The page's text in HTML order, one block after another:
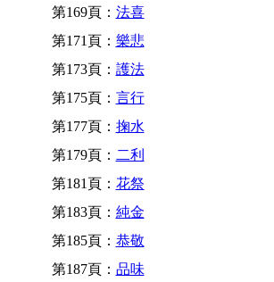
第169頁： 法喜
第171頁： 樂悲
第173頁： 護法
第175頁： 言行
第177頁： 掬水
第179頁： 二利
第181頁： 花祭
第183頁： 純金
第185頁： 恭敬
第187頁： 品味